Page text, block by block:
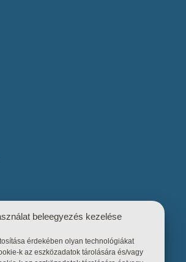
beleegyezés kezelése
érdekében olyan technológiákat
k az eszközadatok tárolására és/vagy